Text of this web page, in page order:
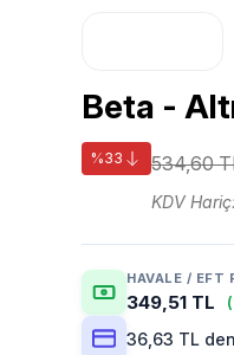
Beta -
%33 534,60
KDV
HAVALE / EFT
349,51 TL
36,63 TL